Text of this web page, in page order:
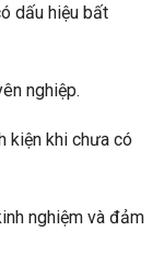
dấu hiệu bất
nghiệp.
kiện khi chưa có
nghiệm và đảm